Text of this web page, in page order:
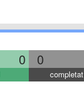
0 0
completat